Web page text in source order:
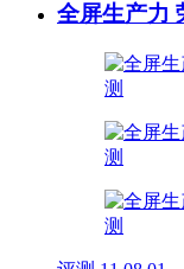
全屏生产力